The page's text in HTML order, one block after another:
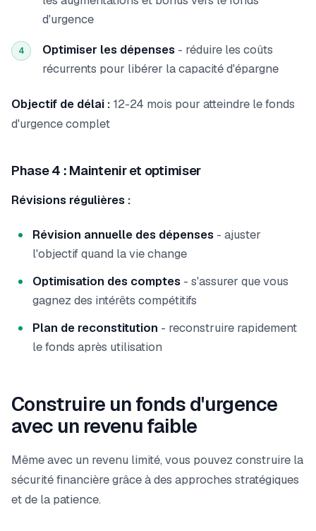
d'urgence
4 Optimiser les dépenses - réduire les coûts
récurrents pour libérer la capacité d'épargne
Objectif de délai : 12-24 mois pour atteindre le fonds
d'urgence complet
Phase 4 : Maintenir et optimiser
Révisions régulières :
Révision annuelle des dépenses - ajuster
l'objectif quand la vie change
Optimisation des comptes - s'assurer que vous
gagnez des intérêts compétitifs
Plan de reconstitution - reconstruire rapidement
le fonds après utilisation
Construire un fonds d'urgence
avec un revenu faible
Même avec un revenu limité, vous pouvez construire la
sécurité financière grâce à des approches stratégiques
et de la patience.